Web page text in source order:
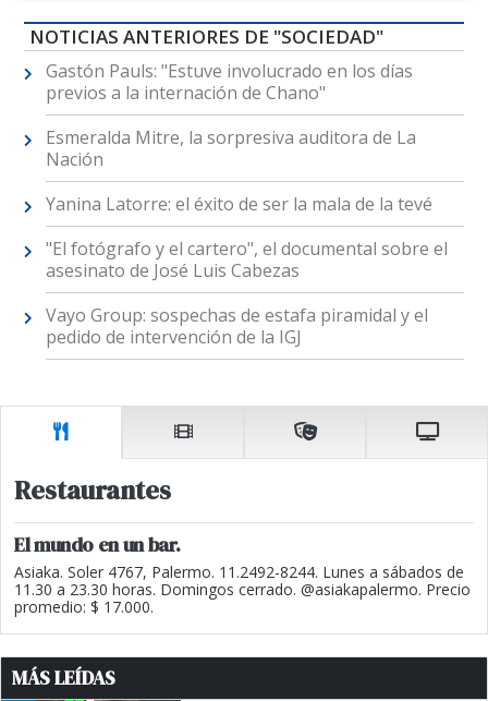
NOTICIAS ANTERIORES DE "SOCIEDAD"
Gastón Pauls: "Estuve involucrado en los días
previos a la internación de Chano"
Esmeralda Mitre, la sorpresiva auditora de La
Nación
Yanina Latorre: el éxito de ser la mala de la tevé
"El fotógrafo y el cartero", el documental sobre el
asesinato de José Luis Cabezas
Vayo Group: sospechas de estafa piramidal y el
pedido de intervención de la IGJ
Restaurantes
El mundo en un bar.
Asiaka. Soler 4767, Palermo. 11.2492-8244. Lunes a sábados de
11.30 a 23.30 horas. Domingos cerrado. @asiakapalermo. Precio
promedio: $ 17.000.
MÁS LEÍDAS